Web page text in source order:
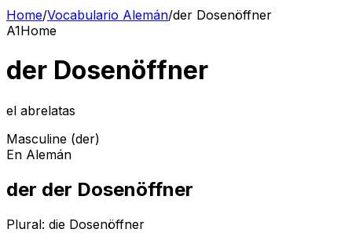
Home/Vocabulario Alemán/der Dosenöffner
A1Home
der Dosenöffner
el abrelatas
Masculine (der)
En Alemán
der der Dosenöffner
Plural: die Dosenöffner